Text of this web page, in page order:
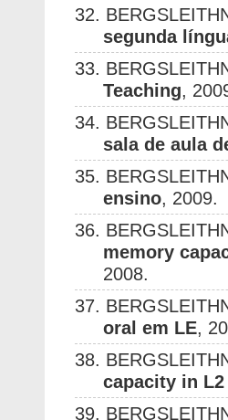
32.
segunda
33.
Teaching,
34.
sala de aula
35.
ensino, 2009.
36.
memory
2008.
37.
oral em LE,
38.
capacity in
39.